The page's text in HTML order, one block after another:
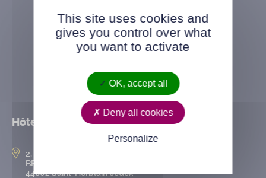
Hôtel de ville
2, rue de l’Hôtel-de-Ville
BP 50167
44802 Saint-Herblain cedex
This site uses cookies and
gives you control over what
you want to activate
OK, accept all
Deny all cookies
Personalize